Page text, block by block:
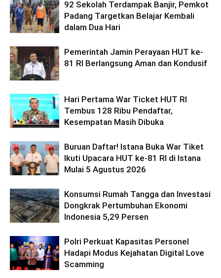
92 Sekolah Terdampak Banjir, Pemkot
Padang Targetkan Belajar Kembali
dalam Dua Hari
Pemerintah Jamin Perayaan HUT ke-
81 RI Berlangsung Aman dan Kondusif
Hari Pertama War Ticket HUT RI
Tembus 128 Ribu Pendaftar,
Kesempatan Masih Dibuka
Buruan Daftar! Istana Buka War Tiket
Ikuti Upacara HUT ke-81 RI di Istana
Mulai 5 Agustus 2026
Konsumsi Rumah Tangga dan Investasi
Dongkrak Pertumbuhan Ekonomi
Indonesia 5,29 Persen
Polri Perkuat Kapasitas Personel
Hadapi Modus Kejahatan Digital Love
Scamming